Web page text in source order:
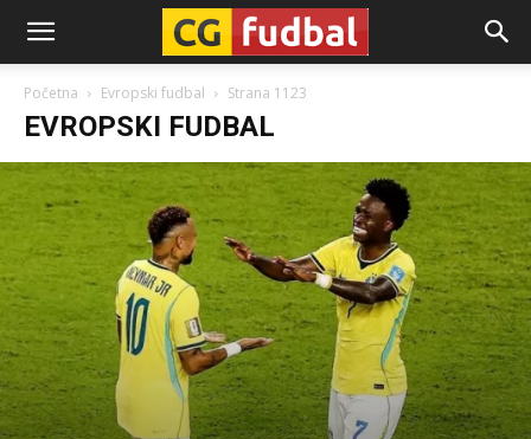
CG-
Fudbal
Početna Evropski fudbal Strana 1123
EVROPSKI FUDBAL